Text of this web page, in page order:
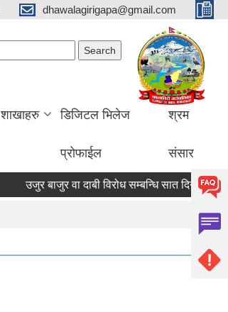
dhawalagirigapa@gmail.com
शाखाहरु डिजिटल भिलेज
प्रोफाईल
श्रम
संसार
उजुर बाजुर वा दाबी विरोध सम्बन्धि सात दिने सूचना